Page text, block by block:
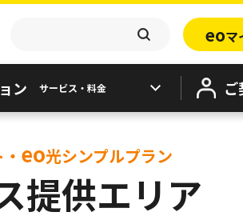
eoマ
ン サービス・料金 ご
eo光シンプルプラン
提供エリア